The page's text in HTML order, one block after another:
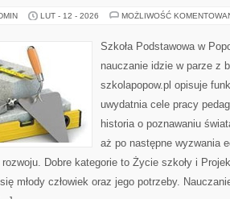
LUT - 12 - 2026 MOŻLIWOŚĆ
Szkoła Podstawowa w
nauczanie idzie w parze z
szkolapopow.pl opisuje
uwydatnia cele pracy
historia o poznawaniu
aż po następne wyzwania
Dobre kategorie to Życie szkoły i
młody człowiek oraz jego potrzeby.